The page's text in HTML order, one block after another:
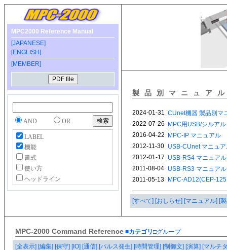
MPC2000 Reference Manual
[JAPANESE]
[ENGLISH]
[MEMBER]
AND OR
LABEL
機能
書式
使い方
ヘッドライン
製品別マニュア
[すべて] [おしらせ] [マニュアル] [
MPC-2000 Command Reference ■カテゴリ□グループ
[全表示] [編集] [保守] [IO] [通信] [パルス発生] [時間管理] [制御文] [演算] [マルチ